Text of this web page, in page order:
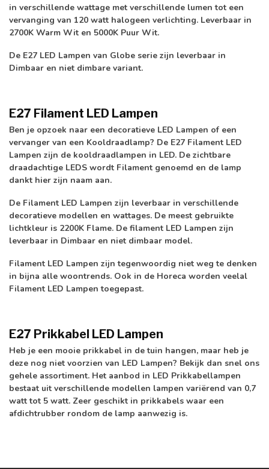
in verschillende wattage met verschillende lumen tot een
vervanging van 120 watt halogeen verlichting. Leverbaar in
2700K Warm Wit en 5000K Puur Wit.
De E27 LED Lampen van Globe serie zijn leverbaar in
Dimbaar en niet dimbare variant.
E27 Filament LED Lampen
Ben je opzoek naar een decoratieve LED Lampen of een
vervanger van een Kooldraadlamp? De E27 Filament LED
Lampen zijn de kooldraadlampen in LED. De zichtbare
draadachtige LEDS wordt Filament genoemd en de lamp
dankt hier zijn naam aan.
De Filament LED Lampen zijn leverbaar in verschillende
decoratieve modellen en wattages. De meest gebruikte
lichtkleur is 2200K Flame. De filament LED Lampen zijn
leverbaar in Dimbaar en niet dimbaar model.
Filament LED Lampen zijn tegenwoordig niet weg te denken
in bijna alle woontrends. Ook in de Horeca worden veelal
Filament LED Lampen toegepast.
E27 Prikkabel LED Lampen
Heb je een mooie prikkabel in de tuin hangen, maar heb je
deze nog niet voorzien van LED Lampen? Bekijk dan snel ons
gehele assortiment. Het aanbod in LED Prikkabellampen
bestaat uit verschillende modellen lampen variërend van 0,7
watt tot 5 watt. Zeer geschikt in prikkabels waar een
afdichtrubber rondom de lamp aanwezig is.